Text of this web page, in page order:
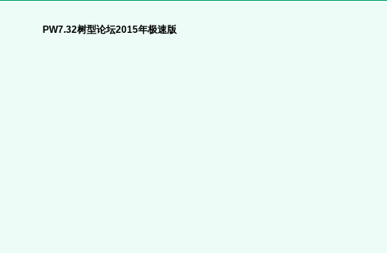
PW7.32树型论坛2015年极速版